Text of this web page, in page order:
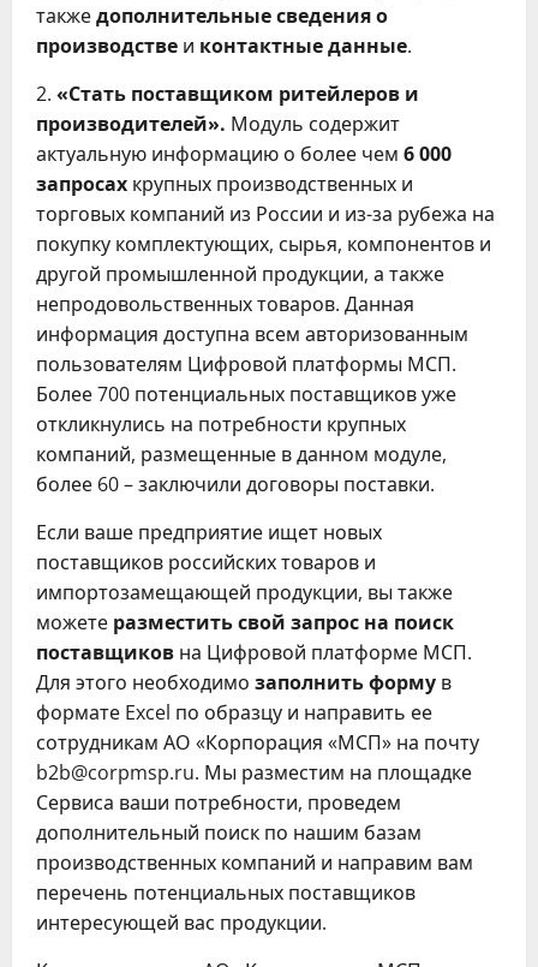
такжедополнительные сведения о
производстве и контактные данные.
2. «Стать поставщиком ритейлеров и
производителей». Модуль содержит
актуальную информацию о более чем 6 000
запросах крупных производственных и
торговых компаний из России и из-за рубежа на
покупку комплектующих, сырья, компонентов и
другой промышленной продукции, а также
непродовольственных товаров. Данная
информация доступна всем авторизованным
пользователям Цифровой платформы МСП.
Более 700 потенциальных поставщиков уже
откликнулись на потребности крупных
компаний, размещенные в данном модуле,
более 60 – заключили договоры поставки.
Если ваше предприятие ищет новых
поставщиков российских товаров и
импортозамещающей продукции, вы также
можете разместить свой запрос на поиск
поставщиков на Цифровой платформе МСП.
Для этого необходимо заполнить форму в
формате Excel по образцу и направить ее
сотрудникам АО «Корпорация «МСП» на почту
b2b@corpmsp.ru. Мы разместим на площадке
Сервиса ваши потребности, проведем
дополнительный поиск по нашим базам
производственных компаний и направим вам
перечень потенциальных поставщиков
интересующей вас продукции.